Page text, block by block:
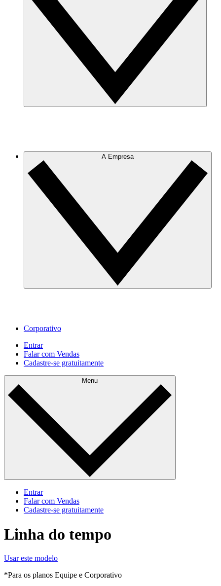
A Empresa
Corporativo
Entrar
Falar com Vendas
Cadastre‐se gratuitamente
Menu
Entrar
Falar com Vendas
Cadastre‐se gratuitamente
Linha do tempo
Usar este modelo
*Para os planos Equipe e Corporativo